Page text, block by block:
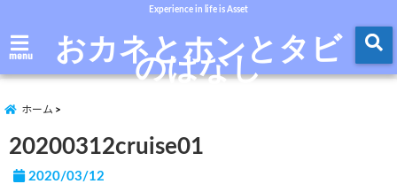
Experience in life is Asset
menu おカネとホンとタビ
のはなし
ホーム
20200312cruise01
2020/03/12